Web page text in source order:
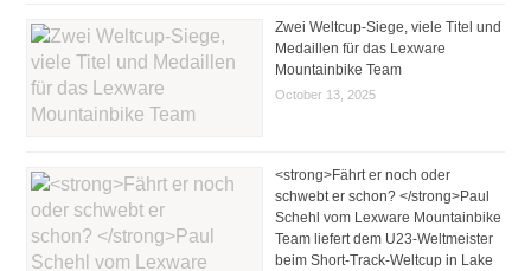
Zwei Weltcup-Siege, viele Titel und
Medaillen für das Lexware
Mountainbike Team
October 13, 2025
<strong>Fährt er noch oder
schwebt er schon? </strong>Paul
Schehl vom Lexware Mountainbike
Team liefert dem U23-Weltmeister
beim Short-Track-Weltcup in Lake